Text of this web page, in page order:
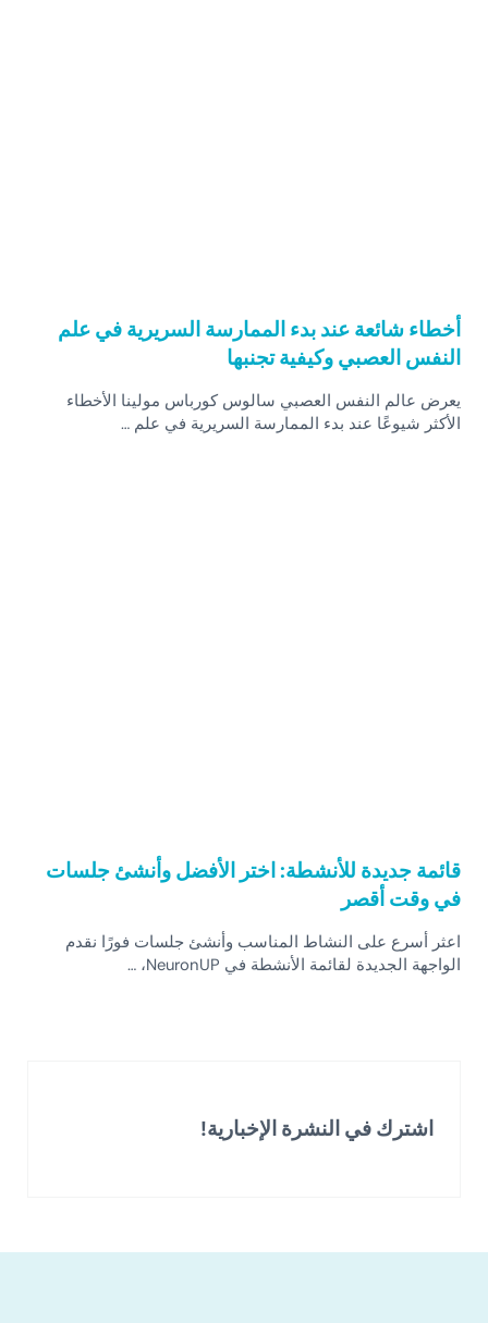
أخطاء شائعة عند بدء الممارسة السريرية في علم
النفس العصبي وكيفية تجنبها
يعرض عالم النفس العصبي سالوس كورباس مولينا الأخطاء
الأكثر شيوعًا عند بدء الممارسة السريرية في علم …
قائمة جديدة للأنشطة: اختر الأفضل وأنشئ جلسات
في وقت أقصر
اعثر أسرع على النشاط المناسب وأنشئ جلسات فورًا نقدم
الواجهة الجديدة لقائمة الأنشطة في NeuronUP، …
اشترك في النشرة الإخبارية!